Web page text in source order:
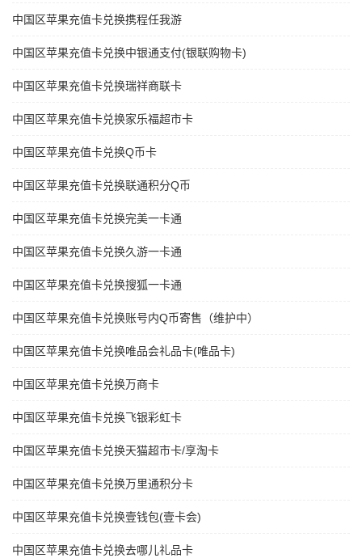
中国区苹果充值卡兑换携程任我游
中国区苹果充值卡兑换中银通支付(银联购物卡)
中国区苹果充值卡兑换瑞祥商联卡
中国区苹果充值卡兑换家乐福超市卡
中国区苹果充值卡兑换Q币卡
中国区苹果充值卡兑换联通积分Q币
中国区苹果充值卡兑换完美一卡通
中国区苹果充值卡兑换久游一卡通
中国区苹果充值卡兑换搜狐一卡通
中国区苹果充值卡兑换账号内Q币寄售（维护中）
中国区苹果充值卡兑换唯品会礼品卡(唯品卡)
中国区苹果充值卡兑换万商卡
中国区苹果充值卡兑换飞银彩虹卡
中国区苹果充值卡兑换天猫超市卡/享淘卡
中国区苹果充值卡兑换万里通积分卡
中国区苹果充值卡兑换壹钱包(壹卡会)
中国区苹果充值卡兑换去哪儿礼品卡